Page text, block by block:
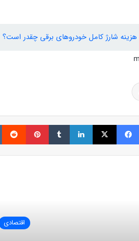
هزینه شارژ کامل خودروهای برقی چقدر است؟
فیسبوک ایکس لینکداین تامبلر پینتریست Reddit